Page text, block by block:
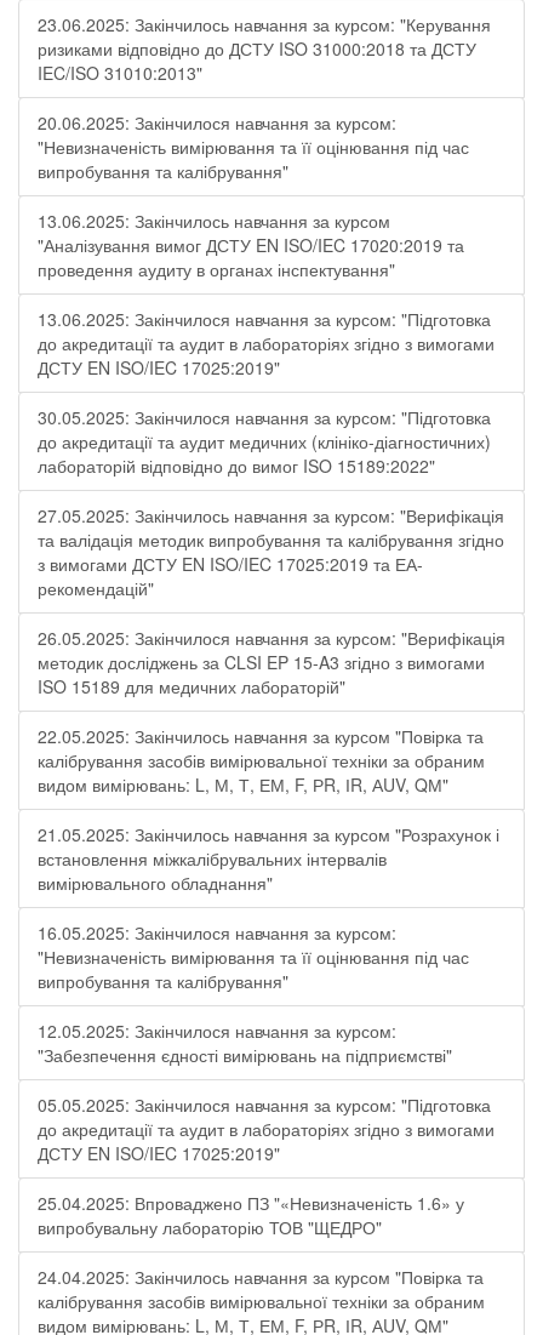
23.06.2025: Закінчилось навчання за курсом: "Керування
ризиками відповідно до ДСТУ ISO 31000:2018 та ДСТУ
IEC/ISO 31010:2013"
20.06.2025: Закінчилося навчання за курсом:
"Невизначеність вимірювання та її оцінювання під час
випробування та калібрування"
13.06.2025: Закінчилось навчання за курсом
"Аналізування вимог ДСТУ EN ISO/IEC 17020:2019 та
проведення аудиту в органах інспектування"
13.06.2025: Закінчилося навчання за курсом: "Підготовка
до акредитації та аудит в лабораторіях згідно з вимогами
ДСТУ EN ISO/IEC 17025:2019"
30.05.2025: Закінчилося навчання за курсом: "Підготовка
до акредитації та аудит медичних (клініко-діагностичних)
лабораторій відповідно до вимог ISO 15189:2022"
27.05.2025: Закінчилось навчання за курсом: "Верифікація
та валідація методик випробування та калібрування згідно
з вимогами ДСТУ EN ISO/IEC 17025:2019 та ЕА-
рекомендацій"
26.05.2025: Закінчилося навчання за курсом: "Верифікація
методик досліджень за CLSI EP 15-A3 згідно з вимогами
ISO 15189 для медичних лабораторій"
22.05.2025: Закінчилось навчання за курсом "Повірка та
калібрування засобів вимірювальної техніки за обраним
видом вимірювань: L, М, Т, ЕМ, F, РR, ІR, АUV, QМ"
21.05.2025: Закінчилось навчання за курсом "Розрахунок і
встановлення міжкалібрувальних інтервалів
вимірювального обладнання"
16.05.2025: Закінчилося навчання за курсом:
"Невизначеність вимірювання та її оцінювання під час
випробування та калібрування"
12.05.2025: Закінчилося навчання за курсом:
"Забезпечення єдності вимірювань на підприємстві"
05.05.2025: Закінчилося навчання за курсом: "Підготовка
до акредитації та аудит в лабораторіях згідно з вимогами
ДСТУ EN ISO/IEC 17025:2019"
25.04.2025: Впроваджено ПЗ "«Невизначеність 1.6» у
випробувальну лабораторію ТОВ "ЩЕДРО"
24.04.2025: Закінчилось навчання за курсом "Повірка та
калібрування засобів вимірювальної техніки за обраним
видом вимірювань: L, М, Т, ЕМ, F, РR, ІR, АUV, QМ"